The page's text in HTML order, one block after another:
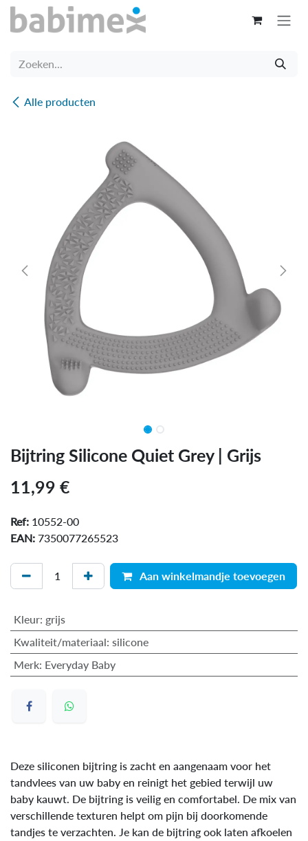
Overslaan naar inhoud
Alle producten
Bijtring Silicone Quiet Grey | Grijs
11,99 €
Ref: 10552-00
EAN: 7350077265523
Aan winkelmandje toevoegen
Kleur: grijs
Kwaliteit/materiaal: silicone
Merk: Everyday Baby
Deze siliconen bijtring is zacht en aangenaam voor het
tandvlees van uw baby en reinigt het gebied terwijl uw
baby kauwt. De bijtring is veilig en comfortabel. De mix van
verschillende texturen helpt om pijn bij doorkomende
tandjes te verzachten. Je kan de bijtring ook laten afkoelen